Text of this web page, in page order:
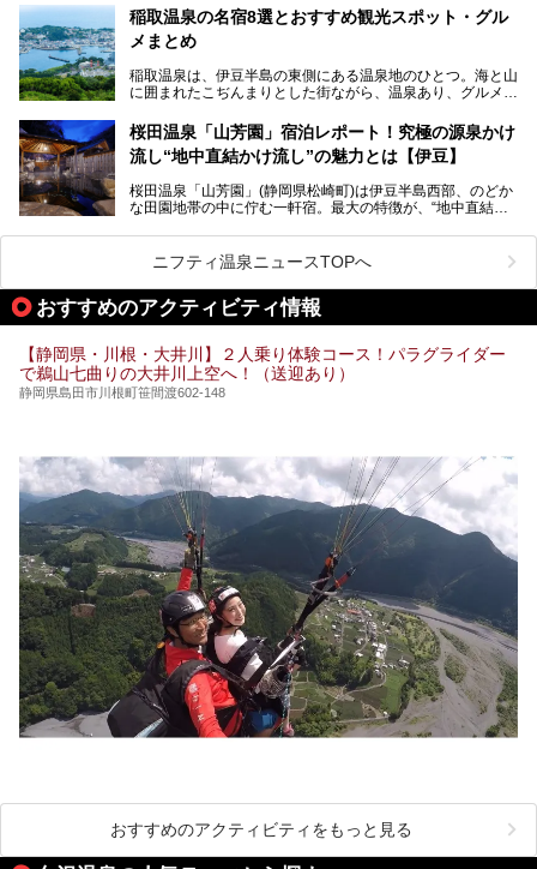
ャー施設など、現在リニューアルオープンしている施設を中
心に、家族連れでも大人だけでも、おひとりさまでも多彩な
楽しみ方ができる「プレジャーリゾート 伊豆赤沢温泉」を
───
この記事はプレジャーリゾート 伊豆赤沢温泉のPR記事で
す。
ちろん日帰りでも楽しめるのが魅力です。
この記事では、伊豆長岡温泉の歴史や魅力、おすすめの宿を
る温泉施設も紹介します！
稲取温泉の名宿8選とおすすめ観光スポット・グル
メまとめ
稲取温泉は、伊豆半島の東側にある温泉地のひとつ。海と山
に囲まれたこぢんまりとした街ながら、温泉あり、グルメあ
京からは約2時間30分、直通電車もありアクセスしやすいの
もうれしいところ。
入れる温泉施設、チェックしたい観光スポットやアクティビ
ティなどを一挙にまとめピックアップ。伊豆稲取温泉を訪れ
桜田温泉「山芳園」宿泊レポート！究極の源泉かけ
流し“地中直結かけ流し”の魅力とは【伊豆】
桜田温泉「山芳園」(静岡県松崎町)は伊豆半島西部、のどか
な田園地帯の中に佇む一軒宿。最大の特徴が、“地中直結か
地下に眠る源泉を加水・加温・消毒無し、さらには途中過程
で空気にも触れさせることなく浴槽まで提供。「究極の源泉
かけ流し」と言っても決して過言ではありません。
今回、桜田温泉「山芳園」の“温泉”を中心に、その魅力を詳
細レポート。また口コミの評判も非常に高い宿であり、客室
や食事も併せて徹底紹介します！
ニフティ温泉ニュースTOPへ
おすすめのアクティビティ情報
【静岡県・川根・大井川】２人乗り体験コース！パラグライダー
で鵜山七曲りの大井川上空へ！（送迎あり）
静岡県島田市川根町笹間渡602-148
おすすめのアクティビティをもっと見る